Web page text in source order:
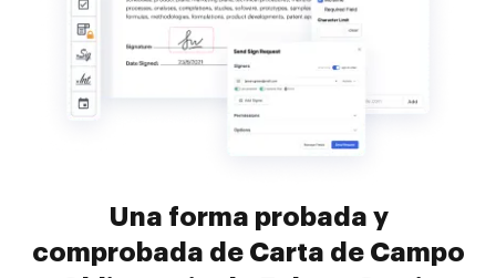
Una forma probada y
comprobada de Carta de Campo